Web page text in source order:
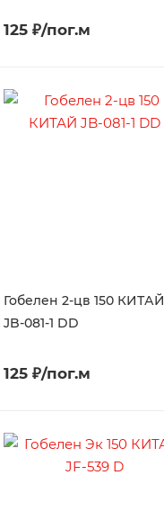
125 ₽/пог.м
Гобелен 2-цв 150 КИТАЙ
JB-081-1 DD
125 ₽/пог.м